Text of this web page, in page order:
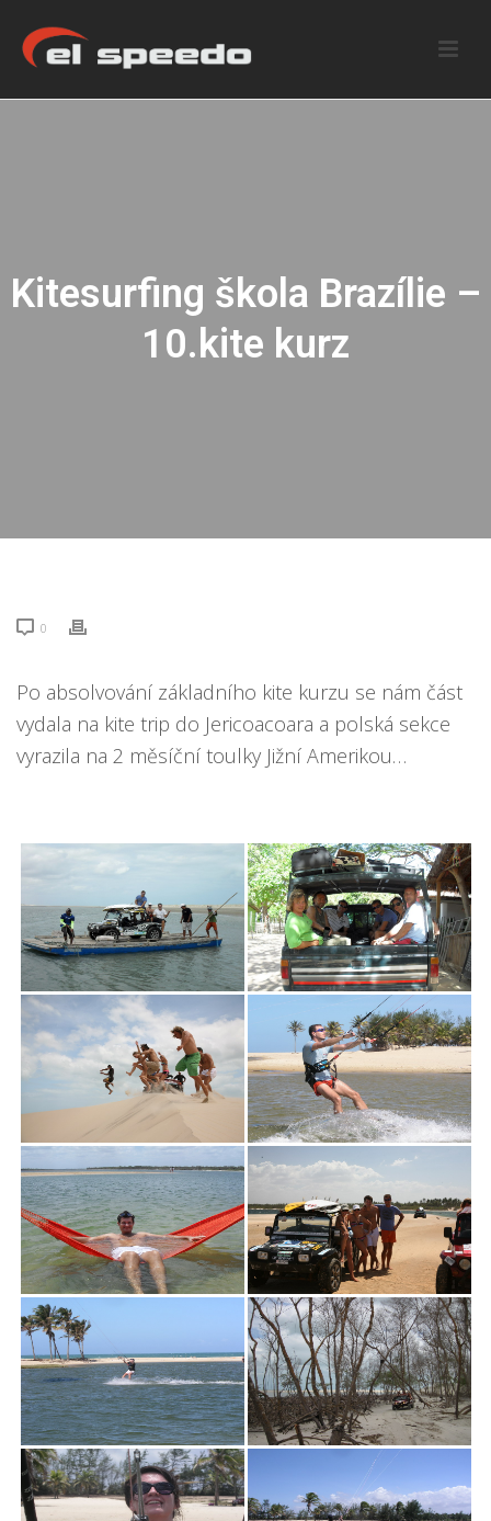
Kitesurfing škola Brazílie –
10.kite kurz
0
Po absolvování základního kite kurzu se nám část
vydala na kite trip do Jericoacoara a polská sekce
vyrazila na 2 měsíční toulky Jižní Amerikou…